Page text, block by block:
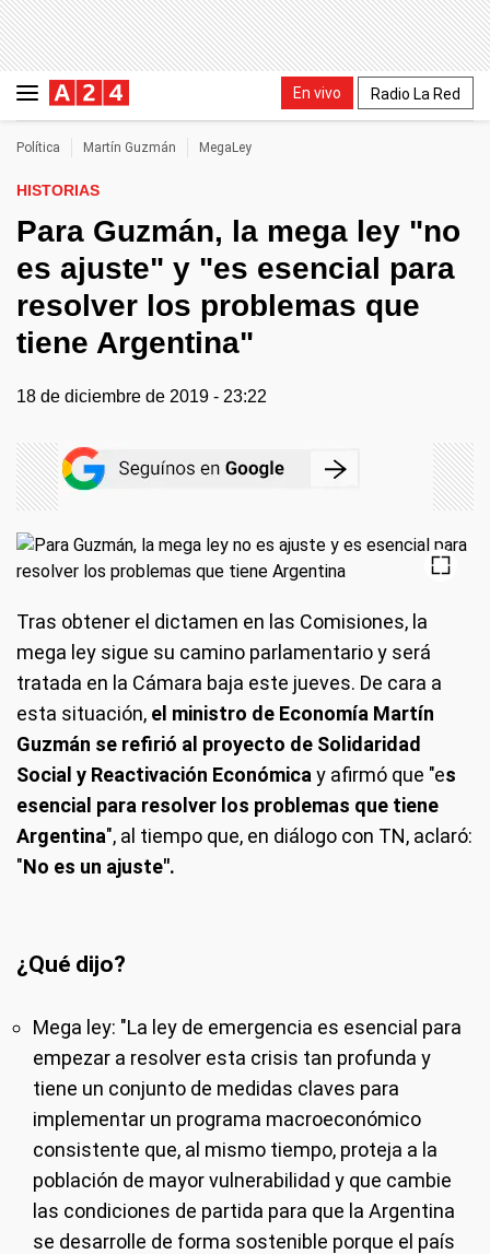
En vivo Radio La Red
Política Martín Guzmán MegaLey
HISTORIAS
Para Guzmán, la mega ley "no
es ajuste" y "es esencial para
resolver los problemas que
tiene Argentina"
18 de diciembre de 2019 - 23:22
Tras obtener el dictamen en las Comisiones, la
mega ley sigue su camino parlamentario y será
tratada en la Cámara baja este jueves. De cara a
esta situación, el ministro de Economía Martín
Guzmán se refirió al proyecto de Solidaridad
Social y Reactivación Económica y afirmó que "es
esencial para resolver los problemas que tiene
Argentina", al tiempo que, en diálogo con TN, aclaró:
"No es un ajuste".
¿Qué dijo?
Mega ley: "La ley de emergencia es esencial para
empezar a resolver esta crisis tan profunda y
tiene un conjunto de medidas claves para
implementar un programa macroeconómico
consistente que, al mismo tiempo, proteja a la
población de mayor vulnerabilidad y que cambie
las condiciones de partida para que la Argentina
se desarrolle de forma sostenible porque el país